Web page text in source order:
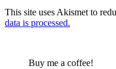
This site uses Akismet to
data is processed.
Buy me a coffee!